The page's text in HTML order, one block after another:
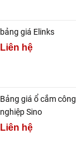
bảng giá Elinks
Liên hệ
Bảng giá ổ cắm công
nghiệp Sino
Liên hệ